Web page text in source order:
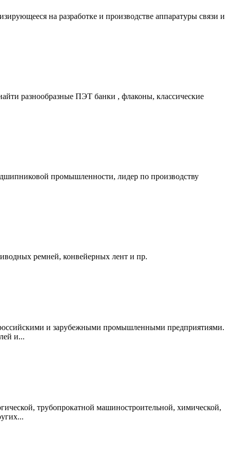
на разработке и производстве аппаратуры связи и
разнообразные ПЭТ банки , флаконы, классические
промышленности, лидер по производству
ремней, конвейерных лент и пр.
и зарубежными промышленными предприятиями.
и...
трубопрокатной машиностроительной, химической,